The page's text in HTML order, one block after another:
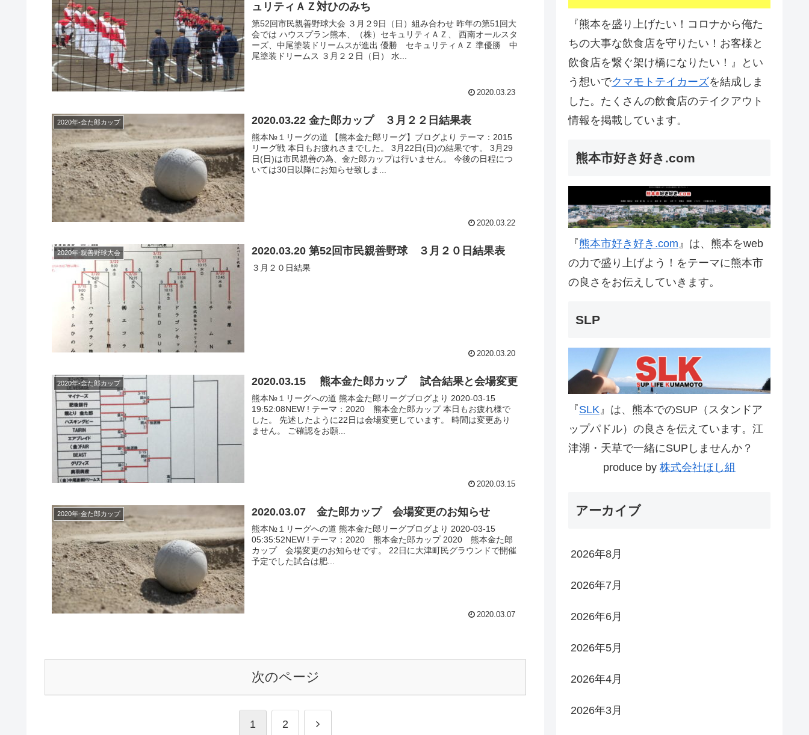
ュリティＡＺ対ひのみち
第52回市民親善野球大会 ３月２9日（日）組み合わせ 昨年の第51回大
会では ハウスプラン熊本、（株）セキュリティＡＺ、 西南オールスタ
ーズ、中尾塗装ドリームスが進出 優勝 セキュリティＡＺ 準優勝 中
尾塗装ドリームス ３月２２日（日） 水...
2020.03.23
2020年-金た郎カップ 2020.03.22 金た郎カップ ３月２２日結果表
熊本№１リーグの道 【熊本金た郎リーグ】ブログより テーマ：2015
リーグ戦 本日もお疲れさまでした。 3月22日(日)の結果です。 3月29
日(日)は市民親善の為、金た郎カップは行いません。 今後の日程につ
いては30日以降にお知らせ致しま...
2020.03.22
2020年-親善野球大会 2020.03.20 第52回市民親善野球 ３月２０日結果表
３月２０日結果
2020.03.20
2020年-金た郎カップ 2020.03.15 熊本金た郎カップ 試合結果と会場変更
熊本№１リーグへの道 熊本金た郎リーグブログより 2020-03-15
19:52:08NEW ! テーマ：2020 熊本金た郎カップ 本日もお疲れ様で
した。 先述したように22日は会場変更しています。 時間は変更あり
ません。 ご確認をお願...
2020.03.15
2020年-金た郎カップ 2020.03.07 金た郎カップ 会場変更のお知らせ
熊本№１リーグへの道 熊本金た郎リーグブログより 2020-03-15
05:35:52NEW ! テーマ：2020 熊本金た郎カップ 2020 熊本金た郎
カップ 会場変更のお知らせです。 22日に大津町民グラウンドで開催
予定でした試合は肥...
2020.03.07
次のページ
1 2 次
『熊本を盛り上げたい！コロナから俺た
ちの大事な飲食店を守りたい！お客様と
飲食店を繋ぐ架け橋になりたい！』とい
う想いでクマモトテイカーズを結成しま
した。たくさんの飲食店のテイクアウト
情報を掲載しています。
熊本市好き好き.com
『熊本市好き好き.com 』は、熊本をweb
の力で盛り上げよう！をテーマに熊本市
の良さをお伝えしていきます。
SLP
『SLK 』は、熊本でのSUP（スタンドア
ップパドル）の良さを伝えています。江
津湖・天草で一緒にSUPしませんか？
produce by 株式会社ほし組
アーカイブ
2026年8月
2026年7月
2026年6月
2026年5月
2026年4月
2026年3月